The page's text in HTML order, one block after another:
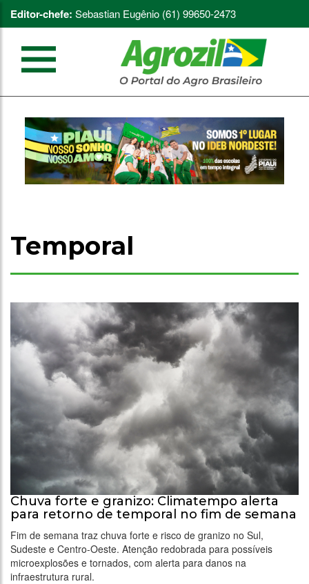
Editor-chefe: Sebastian Eugênio (61) 99650-2473
Temporal
Chuva forte e granizo: Climatempo alerta
para retorno de temporal no fim de semana
Fim de semana traz chuva forte e risco de granizo no Sul,
Sudeste e Centro-Oeste. Atenção redobrada para possíveis
microexplosões e tornados, com alerta para danos na
infraestrutura rural.